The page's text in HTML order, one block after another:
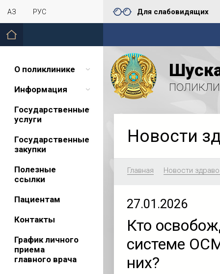
ҚАЗ РУС Для слабовидящих
О поликлинике
Информация
Государственные
услуги
Государственные
закупки
Полезные
ссылки
Пациентам
Контакты
График личного
приема
главного врача
Новости
Главная Новости
27.01.2026
Кто
системе
них?